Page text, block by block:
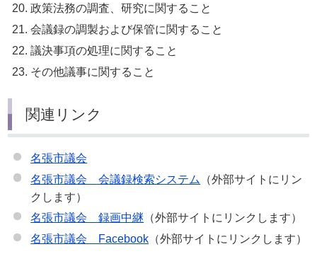
政策法務の調査、研究に関すること
会議録の調製および保管に関すること
議決事項の処理に関すること
その他議事に関すること
関連リンク
名張市議会
名張市議会 会議録検索システム
（外部サイトにリン
クします）
名張市議会 録画中継 （外部サイトにリンクします）
名張市議会 Facebook （外部サイトにリンクします）